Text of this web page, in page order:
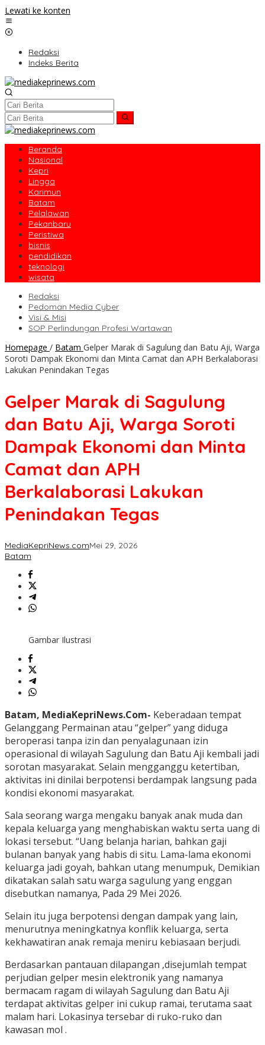
Lewati ke konten
Redaksi
Indeks Berita
Beranda
Nasional
Kepri
Lingga
Karimun
Batam
Pelalawan
Pekanbaru
Peristiwa
bisnis
pendidikan
teknologi
wisata
Redaksi
Pedoman Media Cyber
Visi & Misi
SOP Perlindungan Profesi Wartawan
Homepage / Batam Gelper Marak di Sagulung dan Batu Aji, Warga
Soroti Dampak Ekonomi dan Minta Camat dan APH Berkalaborasi
Lakukan Penindakan Tegas
Gelper Marak di Sagulung
dan Batu Aji, Warga Soroti
Dampak Ekonomi dan Minta
Camat dan APH
Berkalaborasi Lakukan
Penindakan Tegas
MediaKepriNews.comMei 29, 2026
Batam
Gambar Ilustrasi
Batam, MediaKepriNews.Com- Keberadaan tempat
Gelanggang Permainan atau “gelper” yang diduga
beroperasi tanpa izin dan penyalagunaan izin
operasional di wilayah Sagulung dan Batu Aji kembali jadi
sorotan masyarakat. Selain mengganggu ketertiban,
aktivitas ini dinilai berpotensi berdampak langsung pada
kondisi ekonomi masyarakat.
Sala seorang warga mengaku banyak anak muda dan
kepala keluarga yang menghabiskan waktu serta uang di
lokasi tersebut. “Uang belanja harian, bahkan gaji
bulanan banyak yang habis di situ. Lama-lama ekonomi
keluarga jadi goyah, bahkan utang menumpuk, Demikian
dikatakan salah satu warga sagulung yang enggan
disebutkan namanya, Pada 29 Mei 2026.
Selain itu juga berpotensi dengan dampak yang lain,
menurutnya meningkatnya konflik keluarga, serta
kekhawatiran anak remaja meniru kebiasaan berjudi.
Berdasarkan pantauan dilapangan ,disejumlah tempat
perjudian gelper mesin elektronik yang namanya
bermacam ragam di wilayah Sagulung dan Batu Aji
terdapat aktivitas gelper ini cukup ramai, terutama saat
malam hari. Lokasinya tersebar di ruko-ruko dan
kawasan mol .